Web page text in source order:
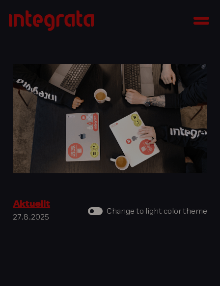
content
Integrata
Aktuellt
27.8.2025
Change to light color theme